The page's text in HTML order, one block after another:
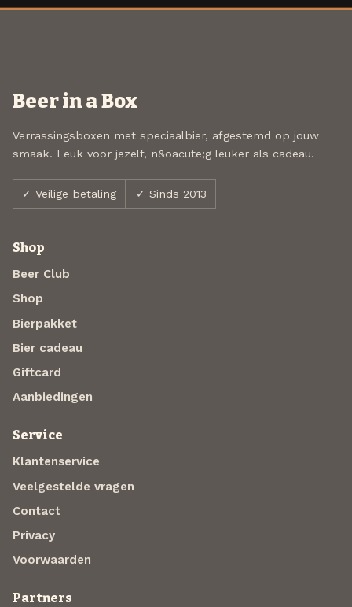
Beer in a Box
Verrassingsboxen met speciaalbier, afgestemd op jouw
smaak. Leuk voor jezelf, n&oacute;g leuker als cadeau.
✓ Veilige betaling ✓ Sinds 2013
Shop
Beer Club
Shop
Bierpakket
Bier cadeau
Giftcard
Aanbiedingen
Service
Klantenservice
Veelgestelde vragen
Contact
Privacy
Voorwaarden
Partners